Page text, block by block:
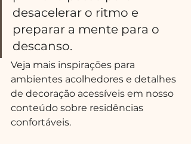
desacelerar o ritmo e
preparar a mente para o
descanso.
Veja mais inspirações para
ambientes acolhedores e detalhes
de decoração acessíveis em nosso
conteúdo sobre residências
confortáveis.